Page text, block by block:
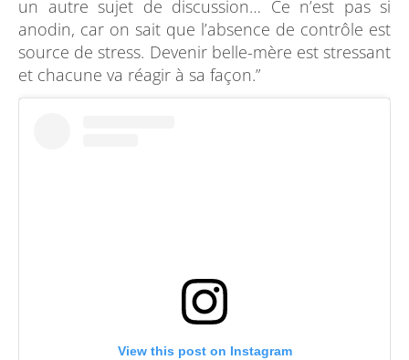
un autre sujet de discussion… Ce n’est pas si
anodin, car on sait que l’absence de contrôle est
source de stress. Devenir belle-mère est stressant
et chacune va réagir à sa façon.”
View this post on Instagram